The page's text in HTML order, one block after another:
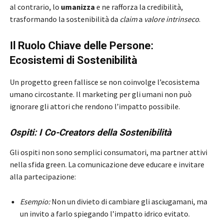
al contrario, lo umanizza e ne rafforza la credibilità,
trasformando la sostenibilità da claima valore intrinseco.
Il Ruolo Chiave delle Persone:
Ecosistemi di Sostenibilità
Un progetto green fallisce se non coinvolge l’ecosistema
umano circostante. Il marketing per gli umani non può
ignorare gli attori che rendono l’impatto possibile.
Ospiti: I Co-Creators della Sostenibilità
Gli ospiti non sono semplici consumatori, ma partner attivi
nella sfida green. La comunicazione deve educare e invitare
alla partecipazione:
Esempio:Non un divieto di cambiare gli asciugamani, ma
un invito a farlo spiegando l’impatto idrico evitato.